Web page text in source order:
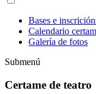
Bases e
Calendario
Galería de fotos
Submenú
Certame de teatro